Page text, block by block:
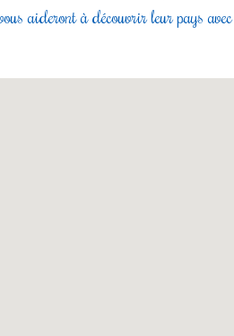
aideront à découvrir leur pays